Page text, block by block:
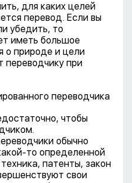
для каких целей
перевод. Если вы
убедить, то
иметь большое
о природе и цели
переводчику при
переводчика
чтобы
обычно
то определенной
патенты, закон
свои